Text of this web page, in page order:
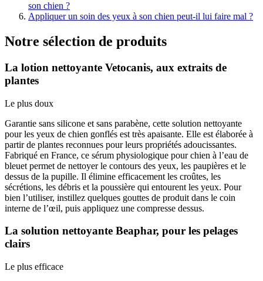
son chien ?
Appliquer un soin des yeux à son chien peut-il lui faire mal ?
Notre sélection de produits
La lotion nettoyante Vetocanis, aux extraits de
plantes
Le plus doux
Garantie sans silicone et sans parabène, cette solution nettoyante
pour les yeux de chien gonflés est très apaisante. Elle est élaborée à
partir de plantes reconnues pour leurs propriétés adoucissantes.
Fabriqué en France, ce sérum physiologique pour chien à l’eau de
bleuet permet de nettoyer le contours des yeux, les paupières et le
dessus de la pupille. Il élimine efficacement les croûtes, les
sécrétions, les débris et la poussière qui entourent les yeux. Pour
bien l’utiliser, instillez quelques gouttes de produit dans le coin
interne de l’œil, puis appliquez une compresse dessus.
La solution nettoyante Beaphar, pour les pelages
clairs
Le plus efficace